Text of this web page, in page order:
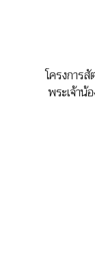
โครงการ
พระเจ้าน้